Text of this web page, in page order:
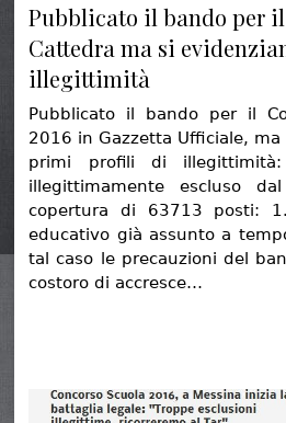
Pubblicato il bando per il
Cattedra ma si
illegittimità
Pubblicato il bando per il
2016 in Gazzetta Ufficiale,
primi profili di
illegittimamente escluso
copertura di 63713 posti:
educativo già assunto a
tal caso le precauzioni del
costoro di accresce…